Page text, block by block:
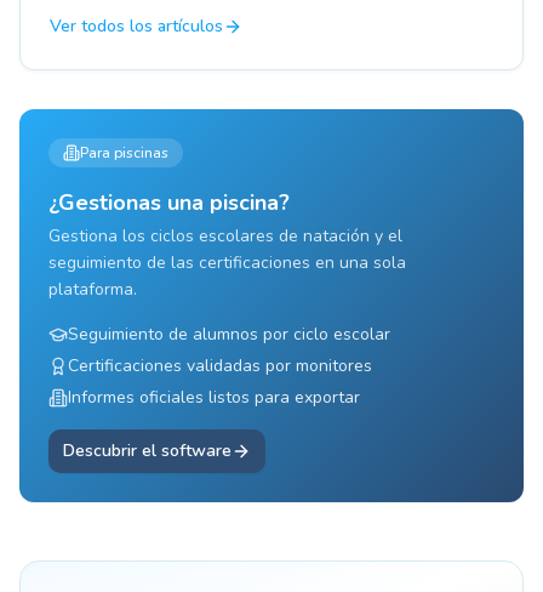
Ver todos los artículos
Para piscinas
¿Gestionas una piscina?
Gestiona los ciclos escolares de natación y el
seguimiento de las certificaciones en una sola
plataforma.
Seguimiento de alumnos por ciclo escolar
Certificaciones validadas por monitores
Informes oficiales listos para exportar
Descubrir el software